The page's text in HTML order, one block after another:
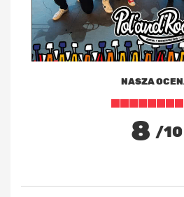
NASZA
8 /10